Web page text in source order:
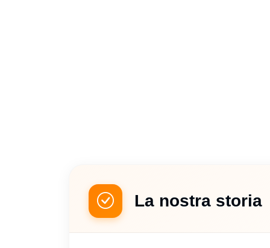
La nostra storia